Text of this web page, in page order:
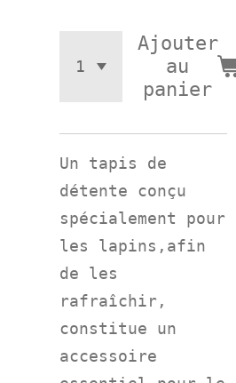
Ajouter
au
panier
Un tapis de
détente conçu
spécialement pour
les lapins,afin
de les
rafraîchir,
constitue un
accessoire